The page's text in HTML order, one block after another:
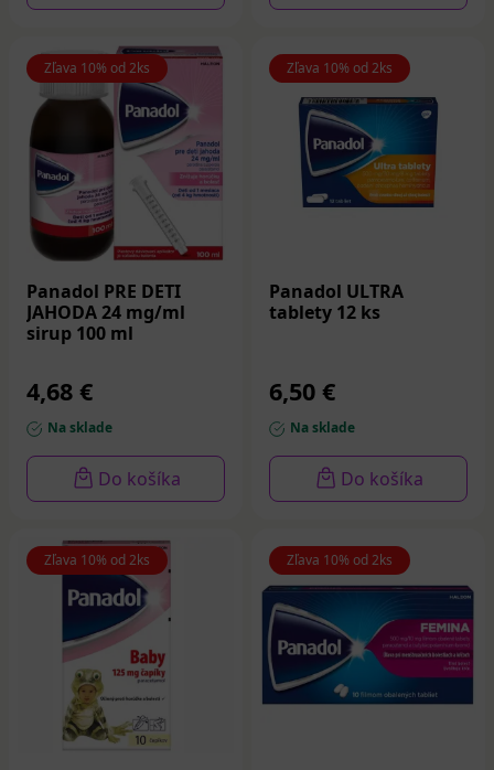
Zľava 10% od 2ks
Panadol PRE DETI
JAHODA 24 mg/ml
sirup 100 ml
4,68 €
Na sklade
Do košíka
Zľava 10% od 2ks
Panadol ULTRA
tablety 12 ks
6,50 €
Na sklade
Do košíka
Zľava 10% od 2ks Zľava 10% od 2ks